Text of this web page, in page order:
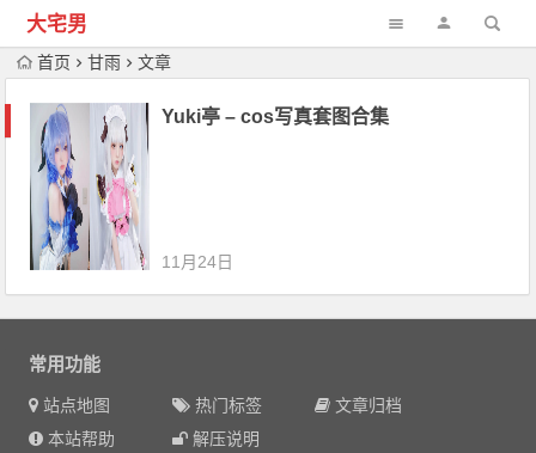
大宅男
首页 甘雨 文章
Yuki亭 – cos写真套图合集
11月24日
常用功能
站点地图 热门标签
文章归档
本站帮助
解压说明